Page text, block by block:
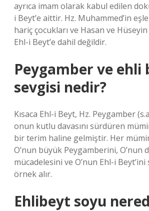
ayrıca imam olarak kabul edilen
i Beyt’e aittir. Hz. Muhammed’in
hariç çocukları ve Hasan ve
Ehl-i Beyt’e dahil değildir.
Peygamber ve ehli
sevgisi nedir?
Kısaca Ehl-i Beyt, Hz. Peygamber
onun kutlu davasını sürdüren
bir terim haline gelmiştir. Her mümin
O’nun büyük Peygamberini, O’nun
mücadelesini ve O’nun Ehl-i Beyt’ini
örnek alır.
Ehlibeyt soyu